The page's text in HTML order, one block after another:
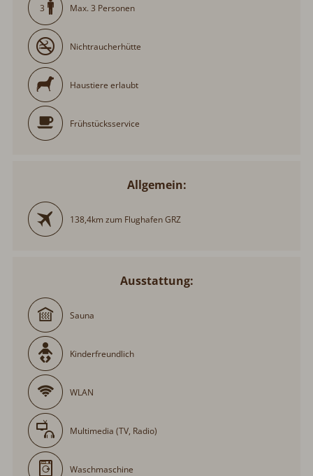
3 Max. 3 Personen
Nichtraucherhütte
Haustiere erlaubt
Frühstücksservice
Allgemein:
138,4km zum Flughafen GRZ
Ausstattung:
Sauna
Kinderfreundlich
WLAN
Multimedia (TV, Radio)
Waschmaschine